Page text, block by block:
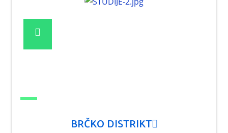
BRČKO DISTRIKT